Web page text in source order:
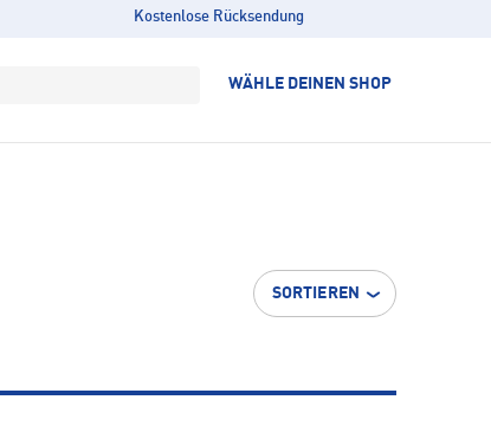
Kostenlose Rücksendung
WÄHLE DEINEN SHOP
SORTIEREN